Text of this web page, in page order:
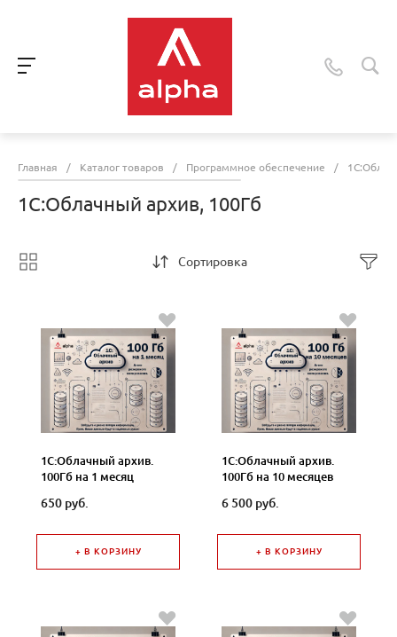
Главная / Каталог товаров / Программное обеспечение /
1С:Облачный архив, 100Гб
Сортировка
1С:Облачный архив.
100Гб на 1 месяц
650 руб.
+ В КОРЗИНУ
1С:Облачный архив.
100Гб на 10 месяцев
6 500 руб.
+ В КОРЗИНУ